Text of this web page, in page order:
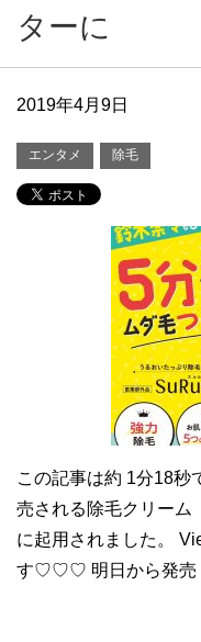
ターに
2019年4月9日
エンタメ 除毛
この記事は約 1分18秒
売される除毛クリーム
に起用されました。
す♡♡♡ 明日から発売